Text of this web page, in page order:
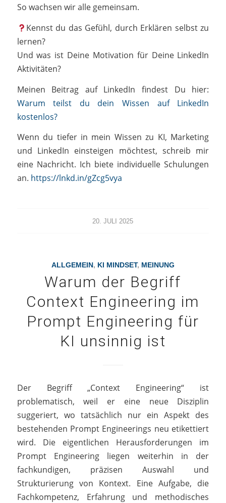
So wachsen wir alle gemeinsam.
Kennst du das Gefühl, durch Erklären selbst zu
lernen?
Und was ist Deine Motivation für Deine LinkedIn
Aktivitäten?
Meinen Beitrag auf LinkedIn findest Du hier:
Warum teilst du dein Wissen auf LinkedIn
kostenlos?
Wenn du tiefer in mein Wissen zu KI, Marketing
und LinkedIn einsteigen möchtest, schreib mir
eine Nachricht. Ich biete individuelle Schulungen
an. https://lnkd.in/gZcg5vya
20. JULI 2025
ALLGEMEIN, KI MINDSET, MEINUNG
Warum der Begriff
Context Engineering im
Prompt Engineering für
KI unsinnig ist
Der Begriff „Context Engineering“ ist
problematisch, weil er eine neue Disziplin
suggeriert, wo tatsächlich nur ein Aspekt des
bestehenden Prompt Engineerings neu etikettiert
wird. Die eigentlichen Herausforderungen im
Prompt Engineering liegen weiterhin in der
fachkundigen, präzisen Auswahl und
Strukturierung von Kontext. Eine Aufgabe, die
Fachkompetenz, Erfahrung und methodisches